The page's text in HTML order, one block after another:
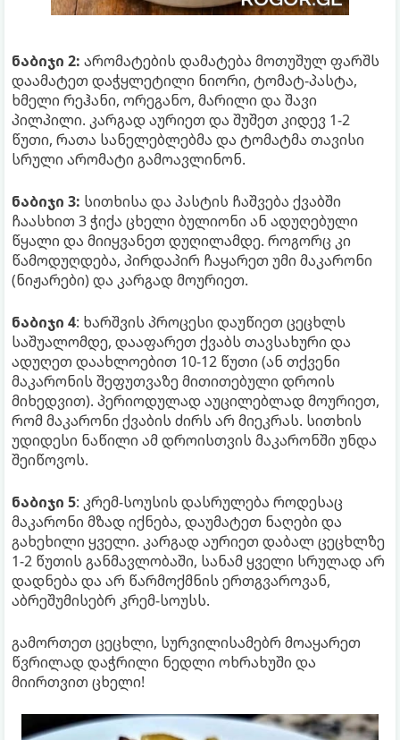
ნაბიჯი 2: არომატების დამატება მოთუშულ ფარშს
დაამატეთ დაჭყლეტილი ნიორი, ტომატ-პასტა,
ხმელი რეჰანი, ორეგანო, მარილი და შავი
პილპილი. კარგად აურიეთ და შუშეთ კიდევ 1-2
წუთი, რათა სანელებლებმა და ტომატმა თავისი
სრული არომატი გამოავლინონ.
ნაბიჯი 3: სითხისა და პასტის ჩაშვება ქვაბში
ჩაასხით 3 ჭიქა ცხელი ბულიონი ან ადუღებული
წყალი და მიიყვანეთ დუღილამდე. როგორც კი
წამოდუღდება, პირდაპირ ჩაყარეთ უმი მაკარონი
(ნიჟარები) და კარგად მოურიეთ.
ნაბიჯი 4: ხარშვის პროცესი დაუწიეთ ცეცხლს
საშუალომდე, დააფარეთ ქვაბს თავსახური და
ადუღეთ დაახლოებით 10-12 წუთი (ან თქვენი
მაკარონის შეფუთვაზე მითითებული დროის
მიხედვით). პერიოდულად აუცილებლად მოურიეთ,
რომ მაკარონი ქვაბის ძირს არ მიეკრას. სითხის
უდიდესი ნაწილი ამ დროისთვის მაკარონში უნდა
შეიწოვოს.
ნაბიჯი 5: კრემ-სოუსის დასრულება როდესაც
მაკარონი მზად იქნება, დაუმატეთ ნაღები და
გახეხილი ყველი. კარგად აურიეთ დაბალ ცეცხლზე
1-2 წუთის განმავლობაში, სანამ ყველი სრულად არ
დადნება და არ წარმოქმნის ერთგვაროვან,
აბრეშუმისებრ კრემ-სოუსს.
გამორთეთ ცეცხლი, სურვილისამებრ მოაყარეთ
წვრილად დაჭრილი ნედლი ოხრახუში და
მიირთვით ცხელი!